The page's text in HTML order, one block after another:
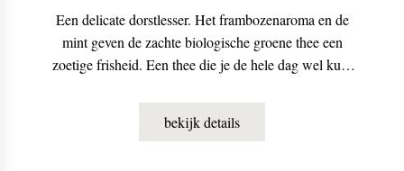
Een delicate dorstlesser. Het frambozenaroma en de
mint geven de zachte biologische groene thee een
zoetige frisheid. Een thee die je de hele dag wel kunt
bekijk details